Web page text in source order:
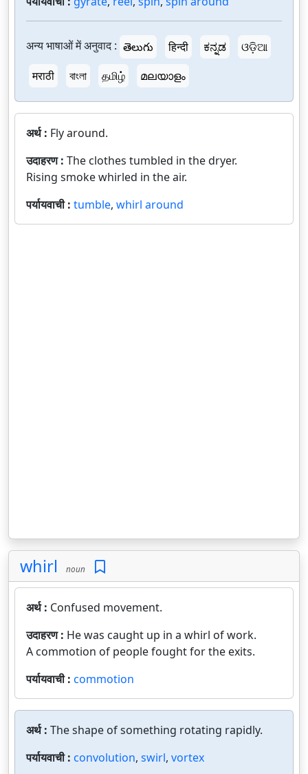
अन्य भाषाओं में अनुवाद : తెలుగు हिन्दी ಕನ್ನಡ
ଓଡ଼ିଆ
मराठी
বাংলা தமிழ் മലയാളം
अर्थ : Fly around.
उदाहरण : The clothes tumbled in the dryer.
Rising smoke whirled in the air.
पर्यायवाची : tumble, whirl around
whirl noun
अर्थ : Confused movement.
उदाहरण : He was caught up in a whirl of work.
A commotion of people fought for the exits.
पर्यायवाची : commotion
अर्थ : The shape of something rotating rapidly.
पर्यायवाची : convolution, swirl, vortex